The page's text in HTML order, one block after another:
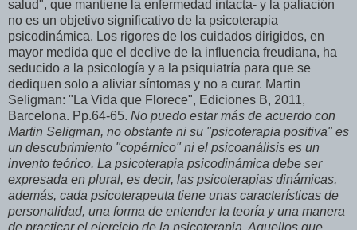
salud", que mantiene la enfermedad intacta- y la paliación
no es un objetivo significativo de la psicoterapia
psicodinámica. Los rigores de los cuidados dirigidos, en
mayor medida que el declive de la influencia freudiana, ha
seducido a la psicología y a la psiquiatría para que se
dediquen solo a aliviar síntomas y no a curar. Martin
Seligman: "La Vida que Florece", Ediciones B, 2011,
Barcelona. Pp.64-65. No puedo estar más de acuerdo con
Martin Seligman, no obstante ni su "psicoterapia positiva" es
un descubrimiento "copérnico" ni el psicoanálisis es un
invento teórico. La psicoterapia psicodinámica debe ser
expresada en plural, es decir, las psicoterapias dinámicas,
además, cada psicoterapeuta tiene unas características de
personalidad, una forma de entender la teoría y una manera